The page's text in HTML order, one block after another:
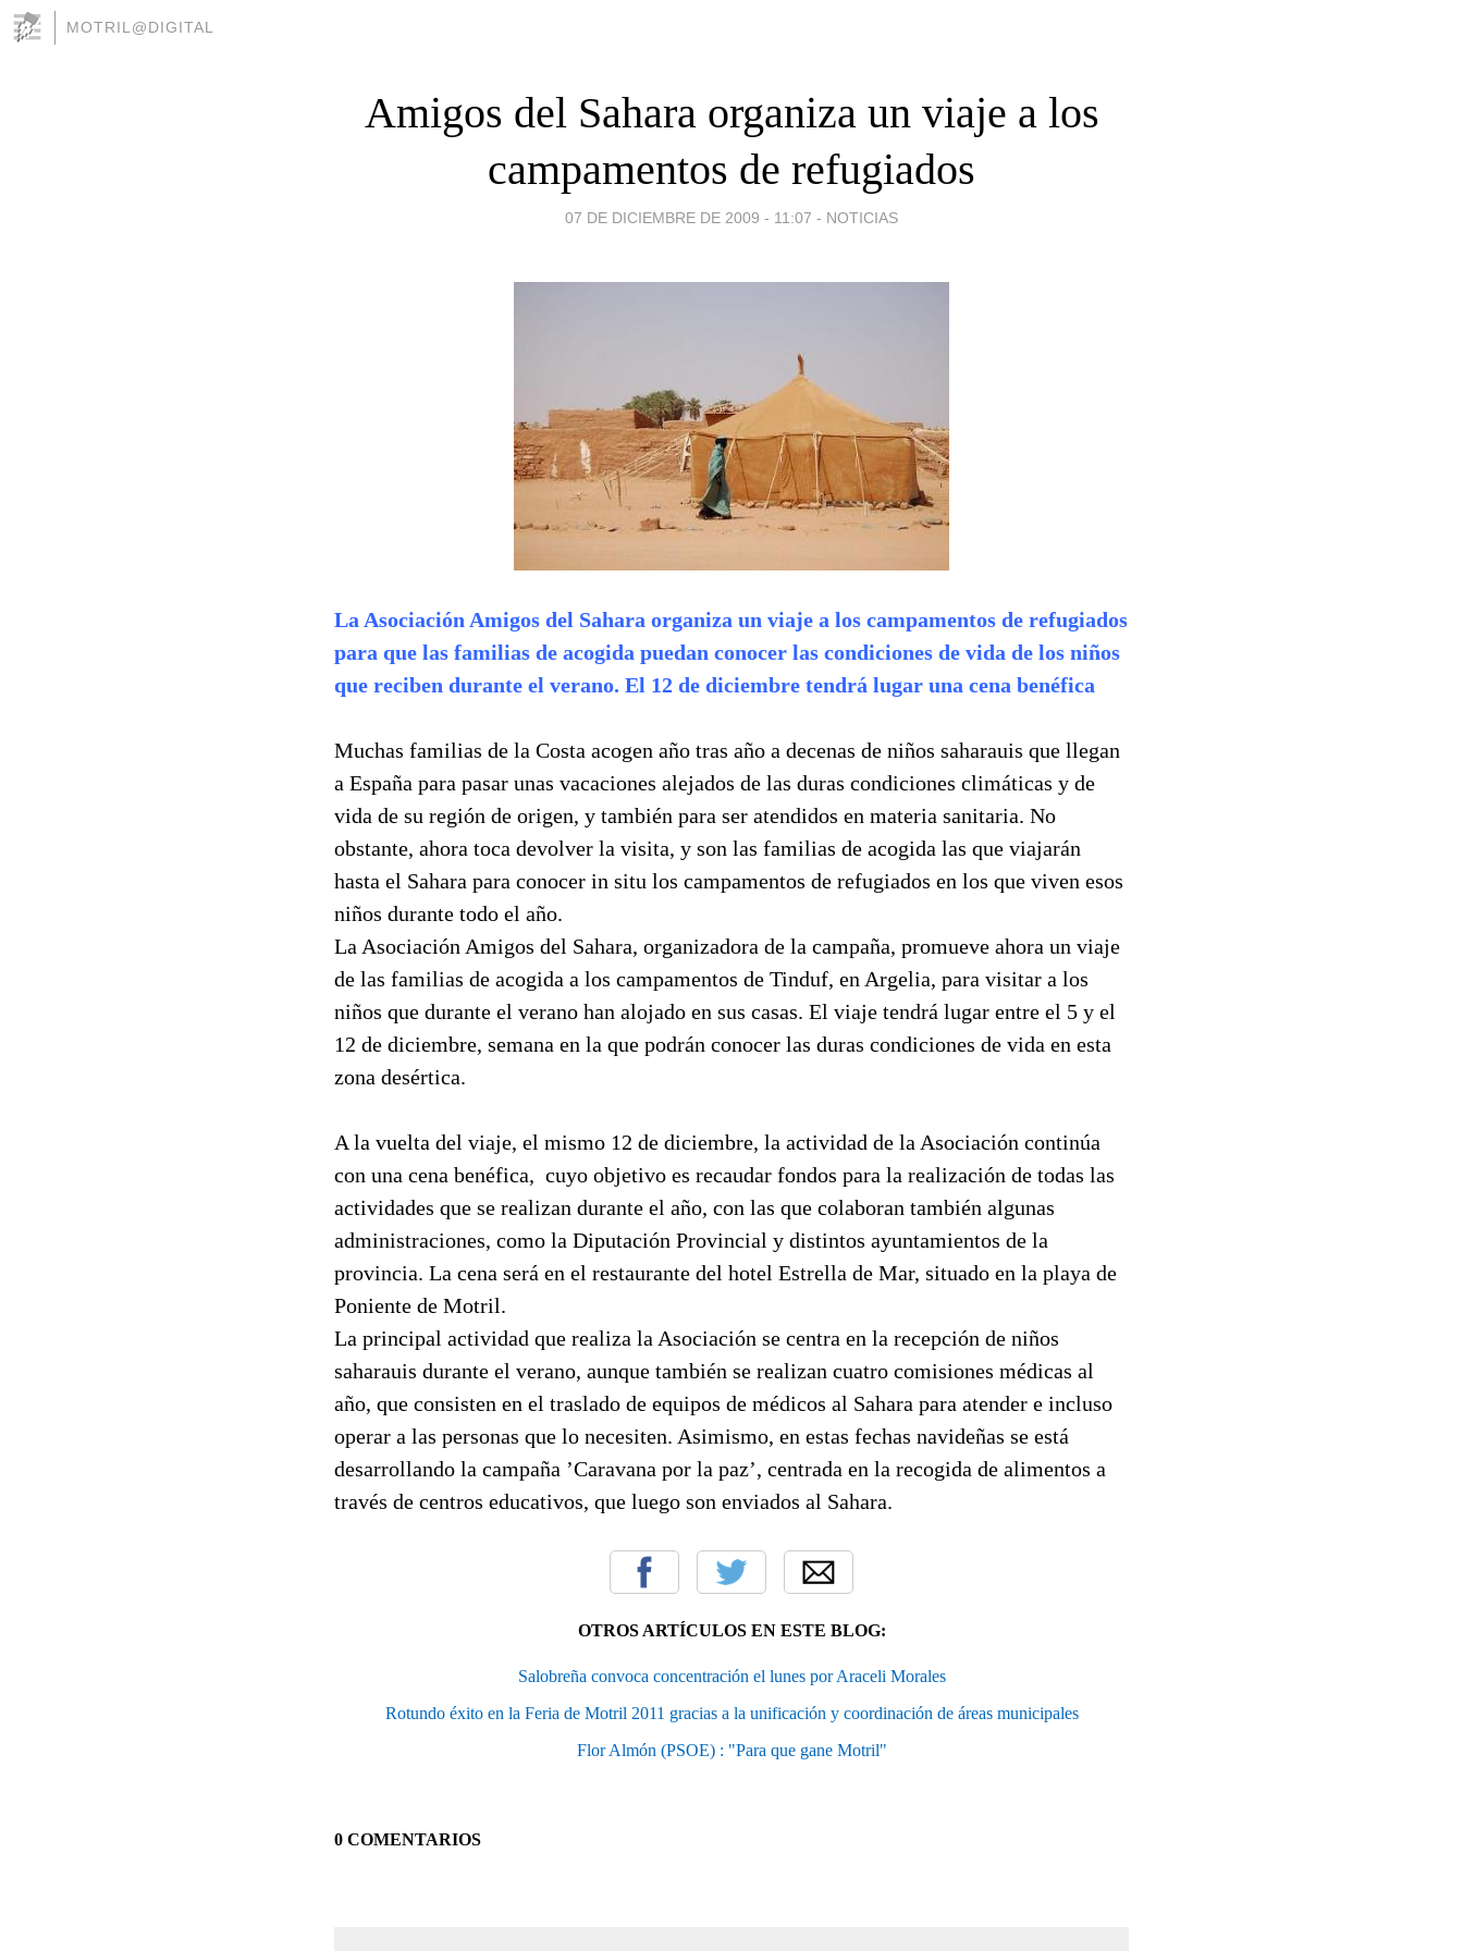
MOTRIL@DIGITAL
Amigos del Sahara organiza un viaje a los
campamentos de refugiados
07 DE DICIEMBRE DE 2009 - 11:07 - NOTICIAS
La Asociación Amigos del Sahara organiza un viaje a los campamentos de refugiados
para que las familias de acogida puedan conocer las condiciones de vida de los niños
que reciben durante el verano. El 12 de diciembre tendrá lugar una cena benéfica
Muchas familias de la Costa acogen año tras año a decenas de niños saharauis que llegan
a España para pasar unas vacaciones alejados de las duras condiciones climáticas y de
vida de su región de origen, y también para ser atendidos en materia sanitaria. No
obstante, ahora toca devolver la visita, y son las familias de acogida las que viajarán
hasta el Sahara para conocer in situ los campamentos de refugiados en los que viven esos
niños durante todo el año.
La Asociación Amigos del Sahara, organizadora de la campaña, promueve ahora un viaje
de las familias de acogida a los campamentos de Tinduf, en Argelia, para visitar a los
niños que durante el verano han alojado en sus casas. El viaje tendrá lugar entre el 5 y el
12 de diciembre, semana en la que podrán conocer las duras condiciones de vida en esta
zona desértica.
A la vuelta del viaje, el mismo 12 de diciembre, la actividad de la Asociación continúa
con una cena benéfica, cuyo objetivo es recaudar fondos para la realización de todas las
actividades que se realizan durante el año, con las que colaboran también algunas
administraciones, como la Diputación Provincial y distintos ayuntamientos de la
provincia. La cena será en el restaurante del hotel Estrella de Mar, situado en la playa de
Poniente de Motril.
La principal actividad que realiza la Asociación se centra en la recepción de niños
saharauis durante el verano, aunque también se realizan cuatro comisiones médicas al
año, que consisten en el traslado de equipos de médicos al Sahara para atender e incluso
operar a las personas que lo necesiten. Asimismo, en estas fechas navideñas se está
desarrollando la campaña ’Caravana por la paz’, centrada en la recogida de alimentos a
través de centros educativos, que luego son enviados al Sahara.
OTROS ARTÍCULOS EN ESTE BLOG:
Salobreña convoca concentración el lunes por Araceli Morales
Rotundo éxito en la Feria de Motril 2011 gracias a la unificación y coordinación de áreas municipales
Flor Almón (PSOE) : "Para que gane Motril"
0 COMENTARIOS